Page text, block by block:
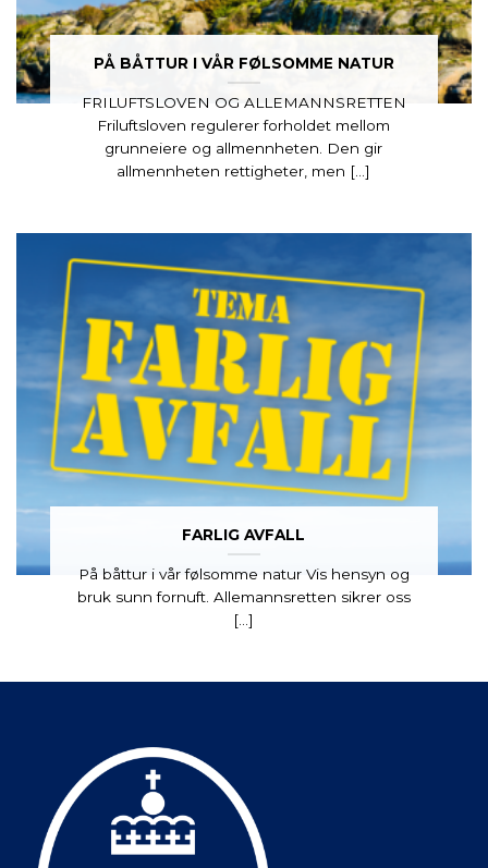
PÅ BÅTTUR I VÅR FØLSOMME NATUR
FRILUFTSLOVEN OG ALLEMANNSRETTEN
Friluftsloven regulerer forholdet mellom
grunneiere og allmennheten. Den gir
allmennheten rettigheter, men [...]
FARLIG AVFALL
På båttur i vår følsomme natur Vis hensyn og
bruk sunn fornuft. Allemannsretten sikrer oss
[...]